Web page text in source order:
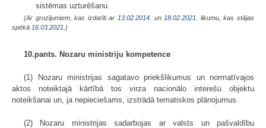
sistēmas uzturēšanu.
(Ar grozījumiem, kas izdarīti ar 13.02.2014. un 18.02.2021
. likumu, kas stājas
spēkā 16.03.2021. )
10.pants. Nozaru ministriju kompetence
(1) Nozaru ministrijas sagatavo priekšlikumus un normatīvajos
aktos noteiktajā kārtībā tos virza nacionālo interešu objektu
noteikšanai un, ja nepieciešams, izstrādā tematiskos plānojumus.
(2) Nozaru ministrijas sadarbojas ar valsts un pašvaldību